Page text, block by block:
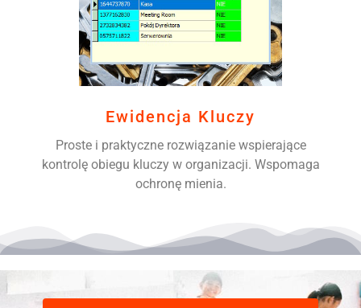
Ewidencja Kluczy
Proste i praktyczne rozwiązanie wspierające
kontrolę obiegu kluczy w organizacji. Wspomaga
ochronę mienia.